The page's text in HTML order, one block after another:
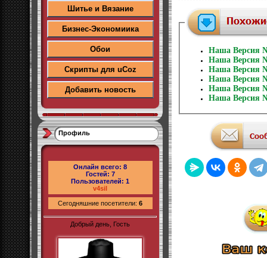
Шитье и Вязание
Бизнес-Экономиика
Обои
Скрипты для uCoz
Добавить новость
Профиль
Онлайн всего: 8
Гостей: 7
Пользователей: 1
v4sil
Сегодняшние посетители: 6
Добрый день, Гость
Наша Версия
Наша Версия
Наша Версия
Наша Версия
Наша Версия
Наша Версия